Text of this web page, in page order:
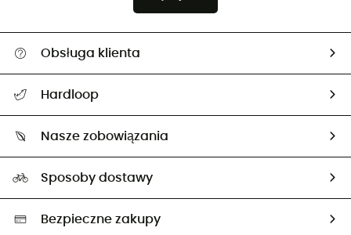
Obsługa klienta
Śledzenie przesyłki
Zwrot artykułów i zwrot środków
Hardloop
Nasze zobowiązania
Neutralność węglowa
Wybrane produkty eko
Sposoby dostawy
Bezpieczne zakupy